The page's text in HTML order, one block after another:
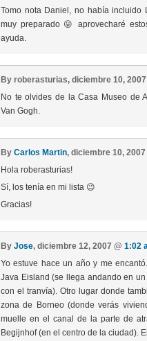
Tomo nota Daniel, no había
muy preparado 😛 aprovecharé
ayuda.
By roberasturias, diciembre 10, 2007
No te olvides de la Casa Museo de
Van Gogh.
By Carlos Martin, diciembre 10, 2007
Hola roberasturias!
Sí, los tenía en mi lista 😉
Gracias!
By Jose, diciembre 12, 2007 @ 1:02
Yo estuve hace un año y me
Java Eisland (se llega andando en
con el tranvía). Otro lugar donde
zona de Borneo (donde verás
muelle en el canal de la parte de
Begijnhof (en el centro de la ciudad).